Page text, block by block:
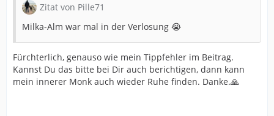
Zitat von Pille71
Milka-Alm war mal in der Verlosung 😭
Fürchterlich, genauso wie mein Tippfehler im Beitrag.
Kannst Du das bitte bei Dir auch berichtigen, dann kann
mein innerer Monk auch wieder Ruhe finden. Danke.🙏